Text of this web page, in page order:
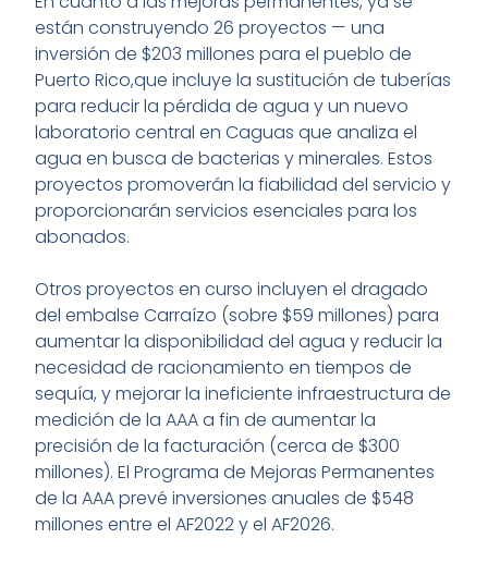
están construyendo 26 proyectos — una
inversión de $203 millones para el pueblo de
Puerto Rico,que incluye la sustitución de tuberías
para reducir la pérdida de agua y un nuevo
laboratorio central en Caguas que analiza el
agua en busca de bacterias y minerales. Estos
proyectos promoverán la fiabilidad del servicio y
proporcionarán servicios esenciales para los
abonados.
Otros proyectos en curso incluyen el dragado
del embalse Carraízo (sobre $59 millones) para
aumentar la disponibilidad del agua y reducir la
necesidad de racionamiento en tiempos de
sequía, y mejorar la ineficiente infraestructura de
medición de la AAA a fin de aumentar la
precisión de la facturación (cerca de $300
millones). El Programa de Mejoras Permanentes
de la AAA prevé inversiones anuales de $548
millones entre el AF2022 y el AF2026.